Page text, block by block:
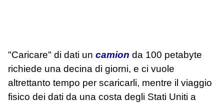
"Caricare" di dati un camion da 100 petabyte
richiede una decina di giorni, e ci vuole
altrettanto tempo per scaricarli, mentre il viaggio
fisico dei dati da una costa degli Stati Uniti a